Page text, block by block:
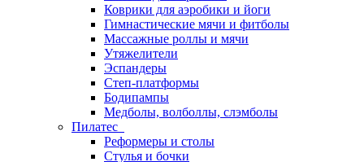
Коврики для аэробики и йоги
Гимнастические мячи и фитболы
Массажные роллы и мячи
Утяжелители
Эспандеры
Степ-платформы
Бодипампы
Медболы, волболлы, слэмболы
Пилатес
Реформеры и столы
Стулья и бочки